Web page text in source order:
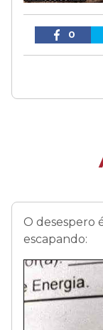
0
O desespero
escapando: